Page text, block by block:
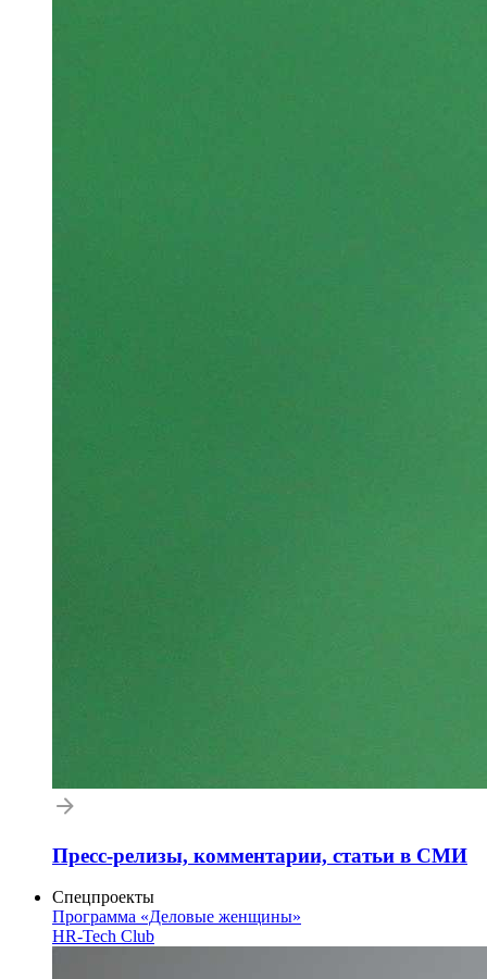
Пресс-релизы, комментарии, статьи в СМИ
Спецпроекты
Программа «Деловые женщины»
HR-Tech Club